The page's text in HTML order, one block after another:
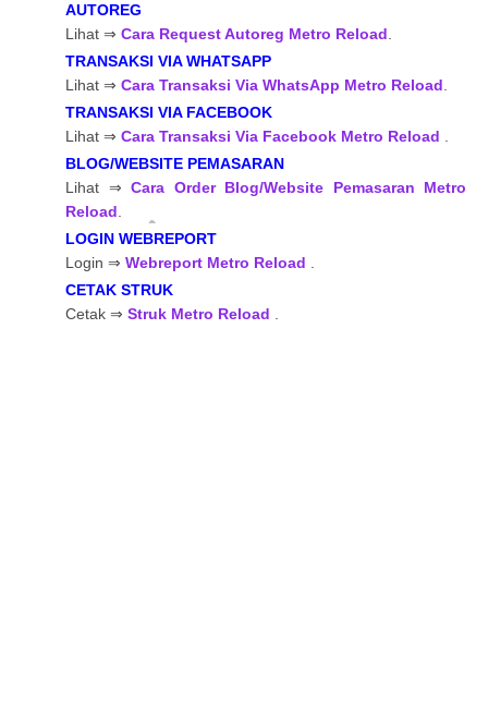
AUTOREG
Lihat ⇒ Cara Request Autoreg Metro Reload
TRANSAKSI VIA WHATSAPP
Lihat ⇒ Cara Transaksi Via WhatsApp Metro Reload
TRANSAKSI VIA FACEBOOK
Lihat ⇒ Cara Transaksi Via Facebook Metro Reload
BLOG/WEBSITE PEMASARAN
Lihat ⇒ Cara Order Blog/Website Pemasaran Metro
Reload
LOGIN WEBREPORT
Login ⇒ Webreport Metro Reload
CETAK STRUK
Cetak ⇒ Struk Metro Reload